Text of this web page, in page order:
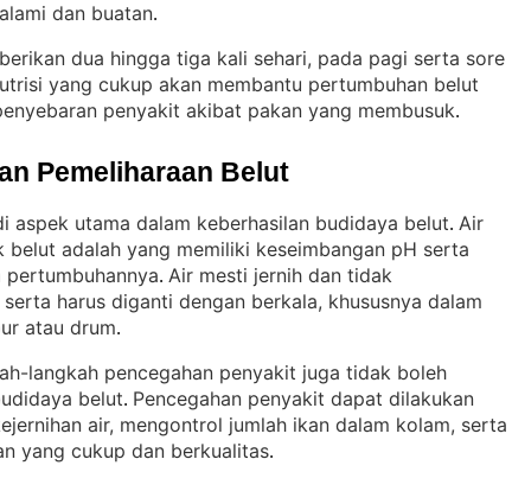
dan buatan.
dua hingga tiga kali sehari, pada pagi serta sore
yang cukup akan membantu pertumbuhan belut
penyakit akibat pakan yang membusuk.
Pemeliharaan Belut
aspek utama dalam keberhasilan budidaya belut. Air
belut adalah yang memiliki keseimbangan pH serta
. Air mesti jernih dan tidak
harus diganti dengan berkala, khususnya dalam
atau drum.
langkah pencegahan penyakit juga tidak boleh
belut. Pencegahan penyakit dapat dilakukan
air, mengontrol jumlah ikan dalam kolam, serta
yang cukup dan berkualitas.